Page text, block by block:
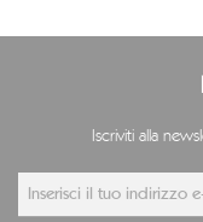
Iscriviti alla